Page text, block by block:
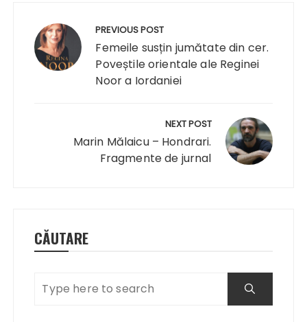
articole
PREVIOUS POST
Femeile susțin jumătate din cer.
Poveștile orientale ale Reginei
Noor a Iordaniei
NEXT POST
Marin Mălaicu – Hondrari.
Fragmente de jurnal
CĂUTARE